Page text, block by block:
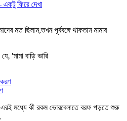
মত ছিলাম,তখন পূর্ববঙ্গে থাকতাম মামার
'মামা বাড়ি ভারি
মধ্যে কী রকম ভোরবেলাতে বরফ পড়তে শুরু